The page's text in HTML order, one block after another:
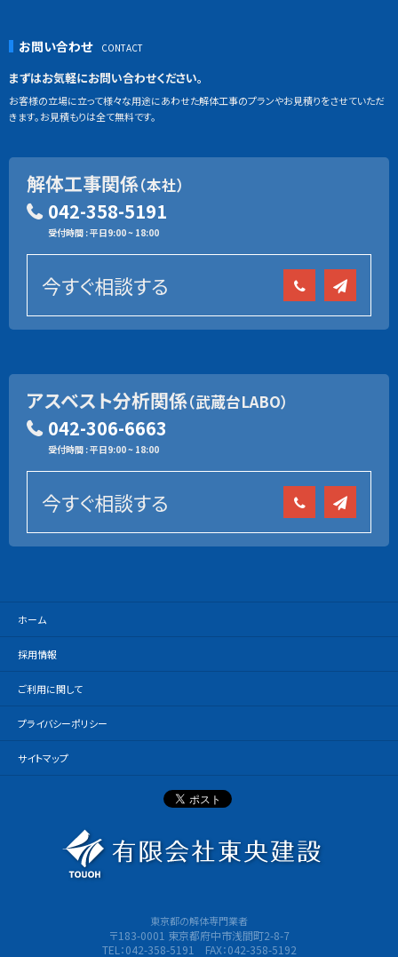
お問い合わせ
まずはお気軽にお問い合わせください。
お客様の立場に立って様々な用途にあわせた解体工事のプランやお見積りをさせていただ
きます。お見積もりは全て無料です。
解体工事関係（本社）
042-358-5191
受付時間 : 平日9:00 ~ 18:00
今すぐ相談する
アスベスト分析関係（武蔵台LABO）
042-306-6663
受付時間 : 平日9:00 ~ 18:00
今すぐ相談する
ホーム
採用情報
ご利用に関して
プライバシーポリシー
サイトマップ
東京都の解体専門業者
〒183-0001 東京都府中市浅間町2-8-7
TEL：042-358-5191 FAX：042-358-5192